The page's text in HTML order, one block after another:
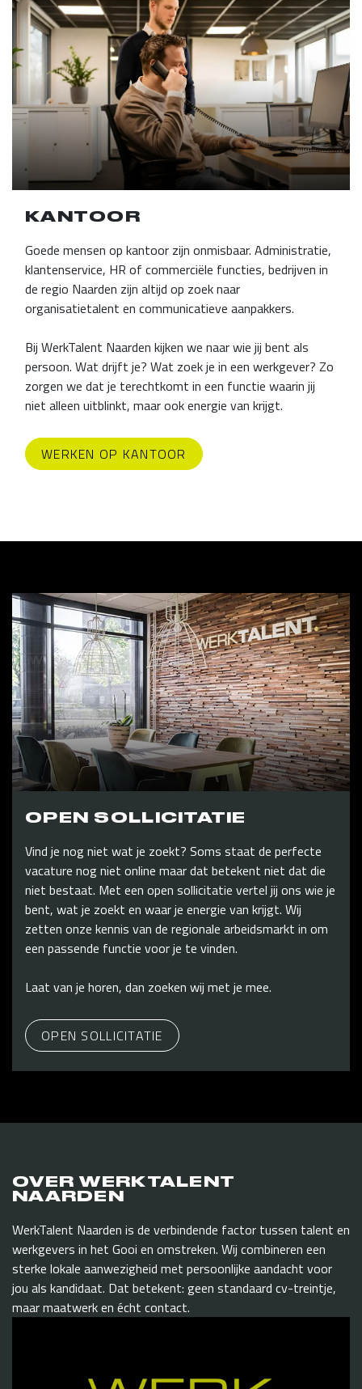
KANTOOR
Goede mensen op kantoor zijn onmisbaar. Administratie,
klantenservice, HR of commerciële functies, bedrijven in
de regio Naarden zijn altijd op zoek naar
organisatietalent en communicatieve aanpakkers.
Bij WerkTalent Naarden kijken we naar wie jij bent als
persoon. Wat drijft je? Wat zoek je in een werkgever? Zo
zorgen we dat je terechtkomt in een functie waarin jij
niet alleen uitblinkt, maar ook energie van krijgt.
WERKEN OP KANTOOR
OPEN SOLLICITATIE
Vind je nog niet wat je zoekt? Soms staat de perfecte
vacature nog niet online maar dat betekent niet dat die
niet bestaat. Met een open sollicitatie vertel jij ons wie je
bent, wat je zoekt en waar je energie van krijgt. Wij
zetten onze kennis van de regionale arbeidsmarkt in om
een passende functie voor je te vinden.
Laat van je horen, dan zoeken wij met je mee.
OPEN SOLLICITATIE
OVER WERKTALENT
NAARDEN
WerkTalent Naarden is de verbindende factor tussen talent en
werkgevers in het Gooi en omstreken. Wij combineren een
sterke lokale aanwezigheid met persoonlijke aandacht voor
jou als kandidaat. Dat betekent: geen standaard cv-treintje,
maar maatwerk en écht contact.